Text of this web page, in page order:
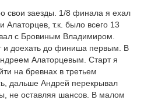
свои заезды. 1/8 финала я ехал
Алаторцев, т.к. было всего 13
с Бровиным Владимиром.
и доехать до финиша первым. В
Алаторцевым. Старт я
на бревнах в третьем
дальше Андрей перекрывал
не оставляя шансов. В малом